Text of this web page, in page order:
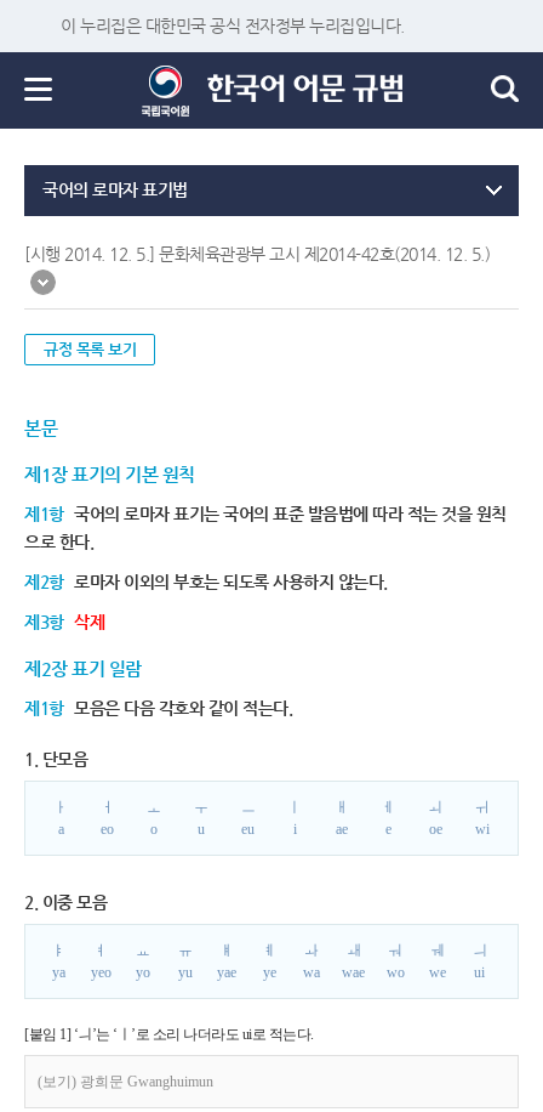
이 누리집은 대한민국 공식 전자정부 누리집입니다.
국어의 로마자 표기법
[시행 2014. 12. 5.] 문화체육관광부 고시 제2014-42호(2014. 12. 5.)
규정 목록 보기
본문
제1장 표기의 기본 원칙
제1항 국어의 로마자 표기는 국어의 표준 발음법에 따라 적는 것을 원칙
으로 한다.
제2항 로마자 이외의 부호는 되도록 사용하지 않는다.
제3항 삭제
제2장 표기 일람
제1항 모음은 다음 각호와 같이 적는다.
1. 단모음
ㅏ
a
ㅓ
eo
ㅗ
o
ㅜ
u
ㅡ
eu
i
ㅐ
ae
ㅔ
e
ㅚ
oe
ㅟ
wi
2. 이중 모음
ㅑ
ya
ㅕ
yeo
ㅛ
yo
ㅠ
yu
ㅒ
yae
ㅖ
ye
ㅘ
wa
ㅙ
wae
ㅝ
wo
ㅞ
we
ㅢ
ui
[붙임 1] ‘ㅢ’는 ‘ㅣ’로 소리 나더라도 ui로 적는다.
(보기) 광희문 Gwanghuimun